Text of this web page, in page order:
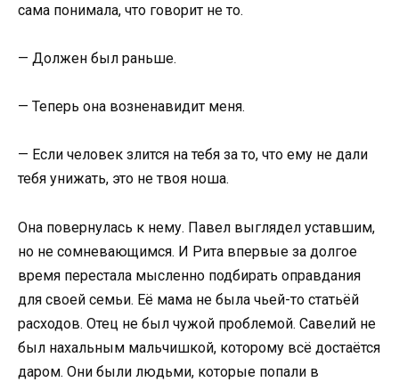
сама понимала, что говорит не то.
— Должен был раньше.
— Теперь она возненавидит меня.
— Если человек злится на тебя за то, что ему не дали
тебя унижать, это не твоя ноша.
Она повернулась к нему. Павел выглядел уставшим,
но не сомневающимся. И Рита впервые за долгое
время перестала мысленно подбирать оправдания
для своей семьи. Её мама не была чьей-то статьёй
расходов. Отец не был чужой проблемой. Савелий не
был нахальным мальчишкой, которому всё достаётся
даром. Они были людьми, которые попали в